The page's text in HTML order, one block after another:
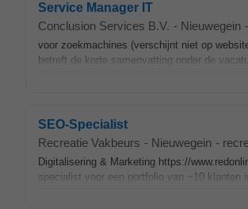
Service Manager IT
Conclusion Services B.V. - Nieuwegein -
voor zoekmachines (verschijnt niet op
betreft de korte samenvatting onder de
SEO-Specialist
Recreatie Vakbeurs - Nieuwegein -
Digitalisering & Marketing https://
specialist voor een portfolio van ~10 klanten